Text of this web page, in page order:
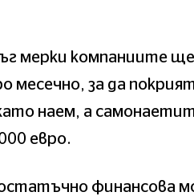
мерки компаниите ще
месечно, за да
наем, а
евро.
финансова